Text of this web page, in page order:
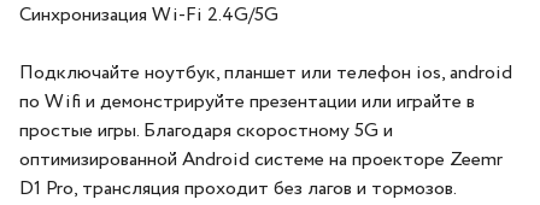
Синхронизация Wi-Fi 2.4G/5G
Подключайте ноутбук, планшет или телефон ios, android
по Wifi и демонстрируйте презентации или играйте в
простые игры. Благодаря скоростному 5G и
оптимизированной Android системе на проекторе Zeemr
D1 Pro, трансляция проходит без лагов и тормозов.